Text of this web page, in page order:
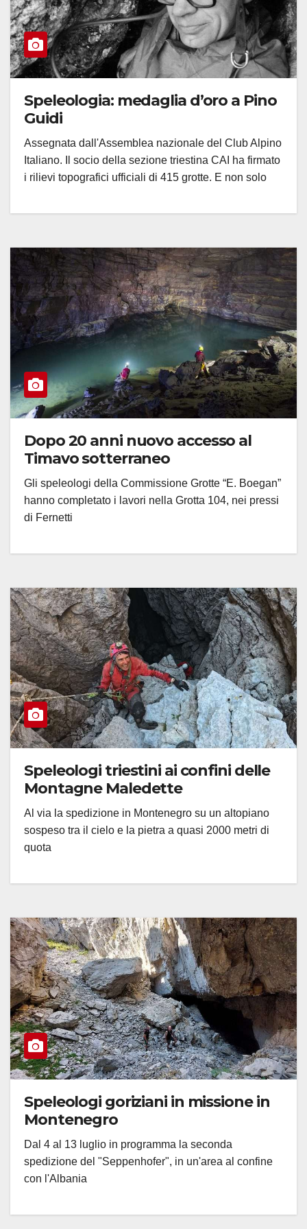
Speleologia: medaglia d’oro a Pino
Guidi
Assegnata dall'Assemblea nazionale del Club Alpino
Italiano. Il socio della sezione triestina CAI ha firmato
i rilievi topografici ufficiali di 415 grotte. E non solo
Dopo 20 anni nuovo accesso al
Timavo sotterraneo
Gli speleologi della Commissione Grotte “E. Boegan”
hanno completato i lavori nella Grotta 104, nei pressi
di Fernetti
Speleologi triestini ai confini delle
Montagne Maledette
Al via la spedizione in Montenegro su un altopiano
sospeso tra il cielo e la pietra a quasi 2000 metri di
quota
Speleologi goriziani in missione in
Montenegro
Dal 4 al 13 luglio in programma la seconda
spedizione del "Seppenhofer", in un'area al confine
con l'Albania